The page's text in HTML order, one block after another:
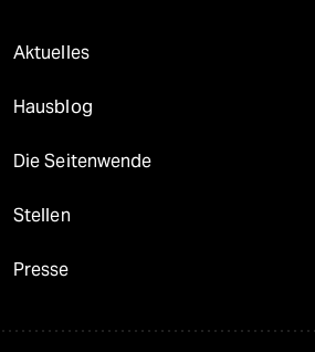
Aktuelles
Hausblog
Die Seitenwende
Stellen
Presse